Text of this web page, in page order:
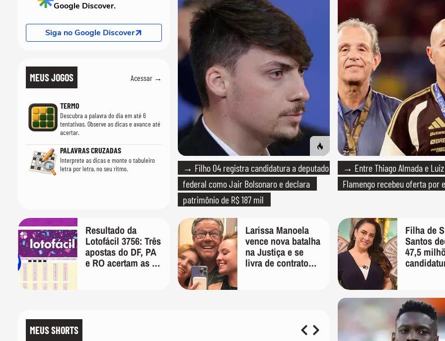
MEUS JOGOS Acessar →
TERMO
Descubra a palavra do dia em até 6
tentativas. Observe as dicas e avance até
acertar.
PALAVRAS CRUZADAS
Interprete as dicas e monte o tabuleiro
letra por letra, no seu ritmo.
→ Filho 04 registra candidatura a deputado
federal como Jair Bolsonaro e declara
patrimônio de R$ 187 mil
→ Entre Thiago Almada e
Flamengo recebeu oferta por
Resultado da
Lotofácil 3756: Três
apostas do DF, PA
e RO acertam as 15
Larissa Manoela
vence nova batalha
na Justiça e se
livra de contrato
Filha de
Santos
47,5
MEUS SHORTS
Google Discover.
Siga no Google Discover